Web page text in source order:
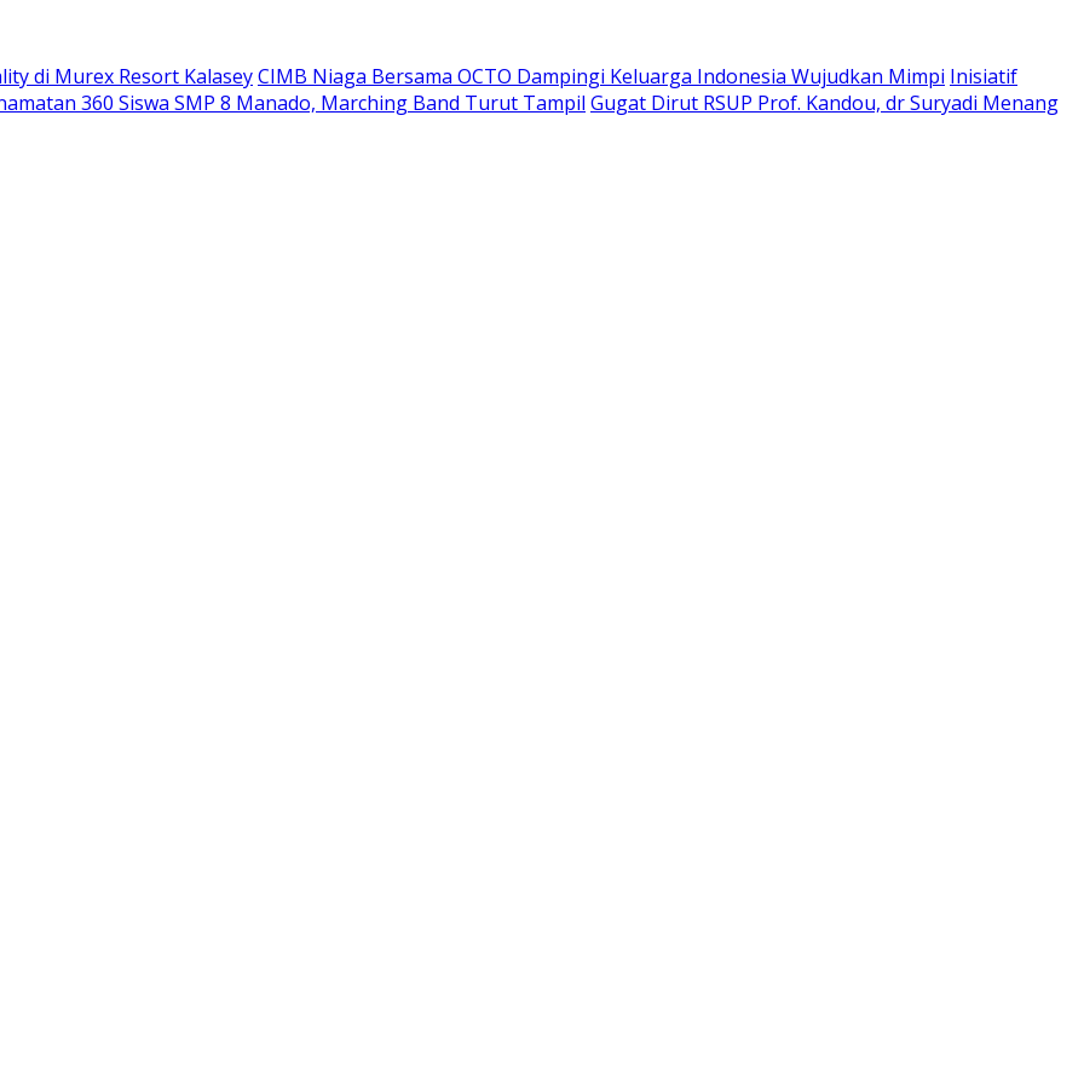
di Murex Resort KalaseyCIMB Niaga Bersama OCTO Dampingi Keluarga Indonesia Wujudkan Mimpi Inisiatif
360 Siswa SMP 8 Manado, Marching Band Turut Tampil Gugat Dirut RSUP Prof. Kandou, dr Suryadi Menang